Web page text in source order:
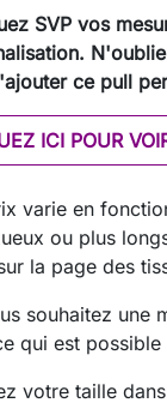
SVP vos
ce pull
ICI POUR
varie en
ou plus
la page des
souhaitez une
qui est
votre taille